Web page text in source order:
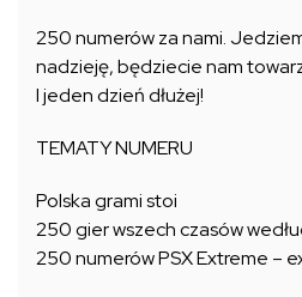
250 numerów za nami.
nadzieję, będziecie nam
I jeden dzień dłużej!
TEMATY NUMERU
Polska grami stoi
250 gier wszech czasów
250 numerów PSX Extreme –